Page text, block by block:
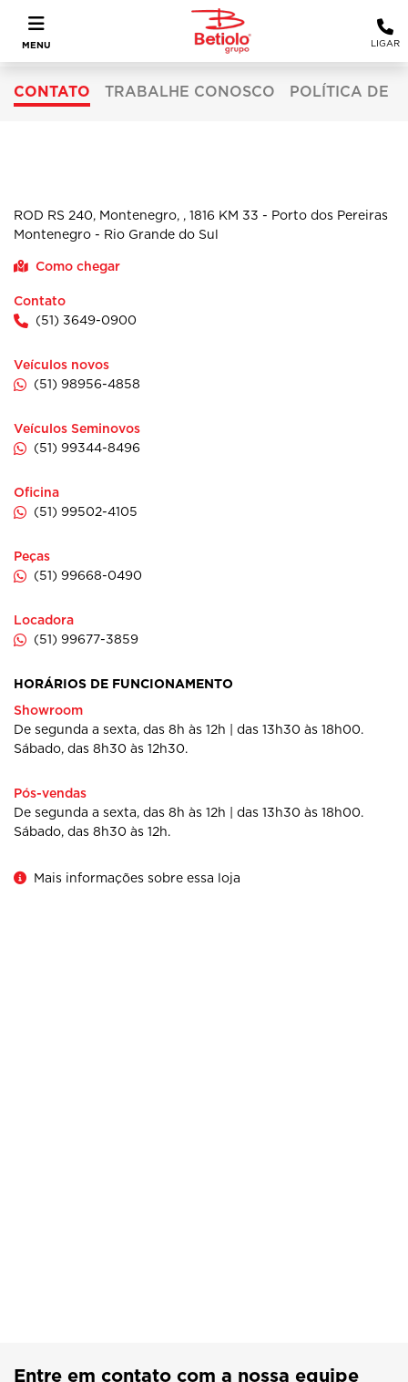
MENU LIGAR
CONTATO TRABALHE CONOSCO POLÍTICA DE
ROD RS 240, Montenegro, , 1816 KM 33 - Porto dos Pereiras
Montenegro - Rio Grande do Sul
Como chegar
Contato
(51) 3649-0900
Veículos novos
(51) 98956-4858
Veículos Seminovos
(51) 99344-8496
Oficina
(51) 99502-4105
Peças
(51) 99668-0490
Locadora
(51) 99677-3859
HORÁRIOS DE FUNCIONAMENTO
Showroom
De segunda a sexta, das 8h às 12h | das 13h30 às 18h00.
Sábado, das 8h30 às 12h30.
Pós-vendas
De segunda a sexta, das 8h às 12h | das 13h30 às 18h00.
Sábado, das 8h30 às 12h.
Mais informações sobre essa loja
Entre em contato com a nossa equipe